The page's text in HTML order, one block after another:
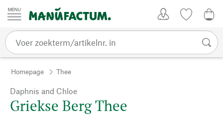
Passer au contenu
Homepage Thee
Daphnis and Chloe
Griekse Berg Thee